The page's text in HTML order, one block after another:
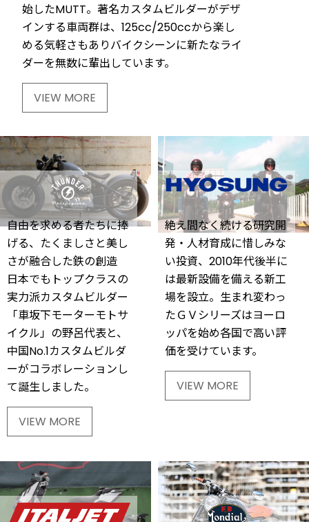
始したMUTT。著名カスタムビルダーがデザ
インする車両群は、125cc/250ccから楽し
める気軽さもありバイクシーンに新たなライ
ダーを無数に輩出しています。
VIEW MORE
自由を求める者たちに捧
げる、たくましさと美し
さが融合した鉄の創造
日本でもトップクラスの
実力派カスタムビルダー
「車坂下モーターモトサ
イクル」の野呂代表と、
中国No.1カスタムビルダ
ーがコラボレーションし
て誕生しました。
VIEW MORE
絶え間なく続ける研究開
発・人材育成に惜しみな
い投資、2010年代後半に
は最新設備を備える新工
場を設立。生まれ変わっ
たＧＶシリーズはヨーロ
ッパを始め各国で高い評
価を受けています。
VIEW MORE